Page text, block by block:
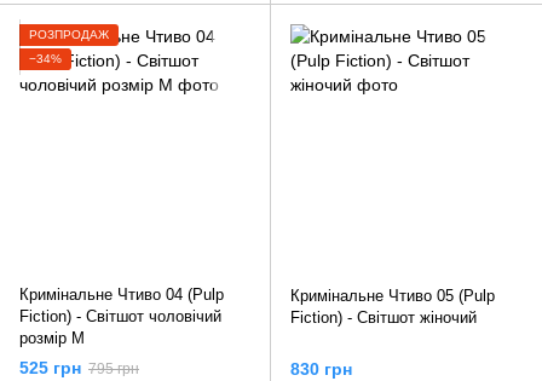
РОЗПРОДАЖ
−34%
Кримінальне Чтиво 04 (Pulp
Fiction) - Світшот чоловічий
розмір М
525 грн 795 грн
Кримінальне Чтиво 05 (Pulp
Fiction) - Світшот жіночий
830 грн